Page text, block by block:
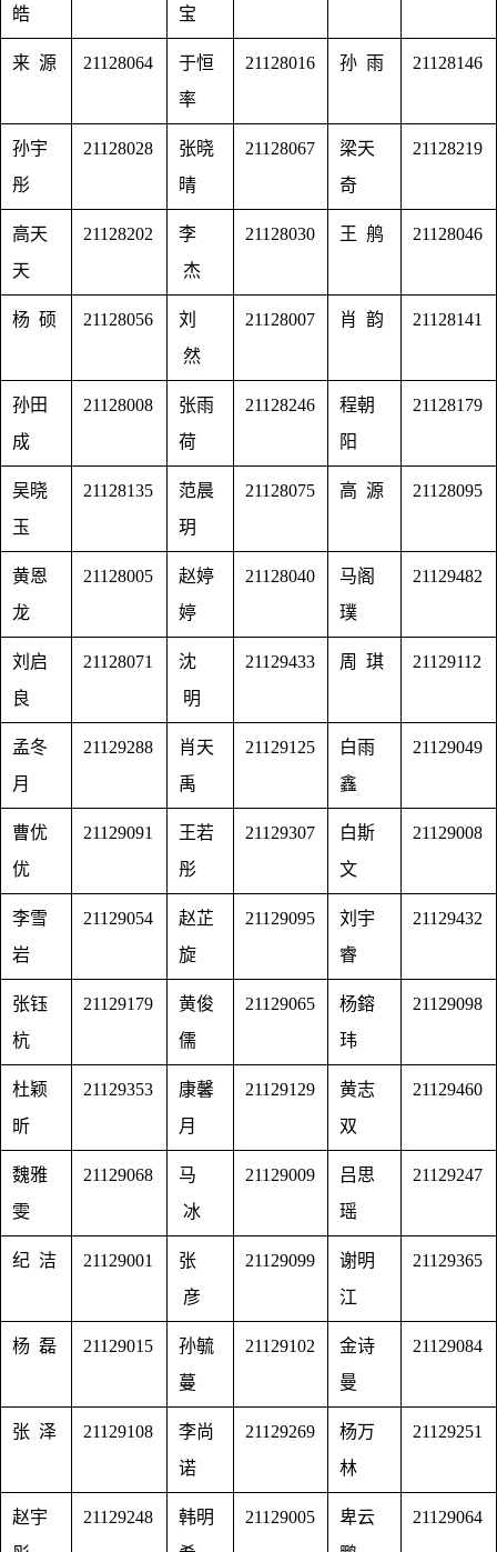
皓
宝
来 源 21128064
于恒
率
21128016 孙 雨 21128146
孙宇
彤
21128028
张晓
晴
21128067
梁天
奇
21128219
高天
天
21128202
李
杰
21128030 王 鸼 21128046
杨 硕 21128056
刘
然
21128007 肖 韵 21128141
孙田
成
21128008
张雨
荷
21128246
程朝
阳
21128179
吴晓
玉
21128135
范晨
玥
21128075 高 源 21128095
黄恩
龙
21128005
赵婷
婷
21128040
马阁
璞
21129482
刘启
良
21128071
沈
明
21129433 周 琪 21129112
孟冬
月
21129288
肖天
禹
21129125
白雨
鑫
21129049
曹优
优
21129091
王若
彤
21129307
白斯
文
21129008
李雪
岩
21129054
赵芷
旋
21129095
刘宇
睿
21129432
张钰
杭
21129179
黄俊
儒
21129065
杨鎔
玮
21129098
杜颖
昕
21129353
康馨
月
21129129
黄志
双
21129460
魏雅
雯
21129068
马
冰
21129009
吕思
瑶
21129247
纪 洁 21129001
张
彦
21129099
谢明
江
21129365
杨 磊 21129015
孙毓
蔓
21129102
金诗
曼
21129084
张 泽 21129108
李尚
诺
21129269
杨万
林
21129251
赵宇
21129248
韩明
21129005
卑云
21129064